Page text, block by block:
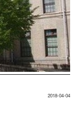
2018-04-04